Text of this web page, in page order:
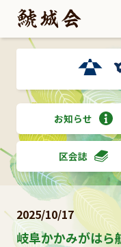
お知らせ
区会誌
2025/10/17
岐阜かかみがはら